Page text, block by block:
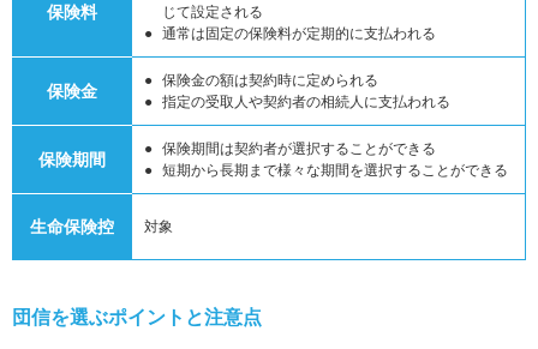
保険料
じて設定される
通常は固定の保険料が定期的に支払われる
保険金
保険金の額は契約時に定められる
指定の受取人や契約者の相続人に支払われる
保険期間
保険期間は契約者が選択することができる
短期から長期まで様々な期間を選択することができる
生命保険控 対象
団信を選ぶポイントと注意点